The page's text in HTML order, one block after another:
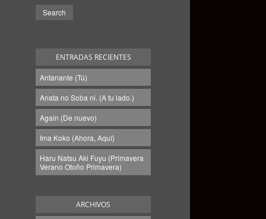
ENTRADAS RECIENTES
Antanante (Tú)
Anata no Soba ni. (A tu lado.)
Again (De nuevo)
Ima Koko (Ahora, Aquí)
Haru Natsu Aki Fuyu (Primavera
Verano Otoño Primavera)
ARCHIVOS